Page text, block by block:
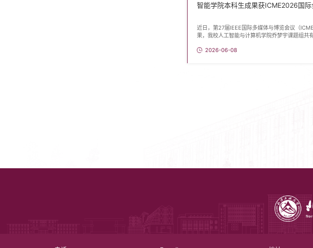
智能学院本科生成果获ICME2026国
近日，第27届IEEE国际多媒体与博览会议（
果，我校人工智能与计算机学院乔梦宇课题组共
Spotlight论文。另一项入选成果聚焦人脸深度伪
2026-06-08